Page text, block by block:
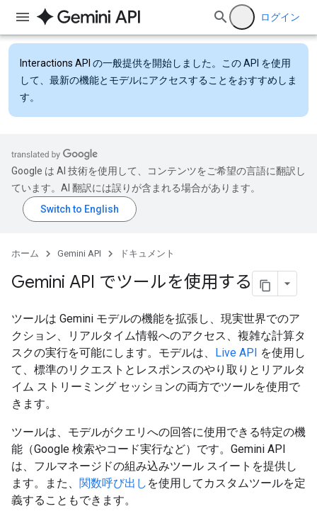
ログイン
Interactions API の一般提供を開始しました。この API を使用
して、最新の機能とモデルにアクセスすることをおすすめしま
す。
Google は AI 技術を使用して、コンテンツをご希望の言語に翻訳し
ています。AI 翻訳には誤りが含まれる場合があります。
ホーム Gemini API ドキュメント
Gemini API でツールを使用する
ツールは Gemini モデルの機能を拡張し、現実世界でのア
クション、リアルタイム情報へのアクセス、複雑な計算タ
スクの実行を可能にします。モデルは、 Live API を使用し
て、標準のリクエストとレスポンスのやり取りとリアルタ
イム ストリーミング セッションの両方でツールを使用で
きます。
ツールは、モデルがクエリへの回答に使用できる特定の機
能（Google 検索やコード実行など）です。Gemini API
は、フルマネージドの組み込みツール スイートを提供し
ます。また、 関数呼び出し を使用してカスタムツールを定
義することもできます。